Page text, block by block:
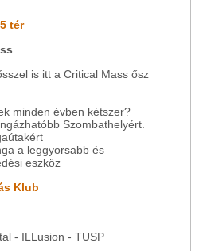
tér
is itt a Critical Mass ősz
minden évben kétszer?
Szombathelyért.
a leggyorsabb és
eszköz
Klub
- ILLusion - TUSP